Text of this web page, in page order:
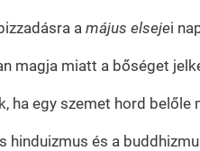
a május elsejei
magja miatt a bőséget
ha egy szemet hord belőle
hinduizmus és a